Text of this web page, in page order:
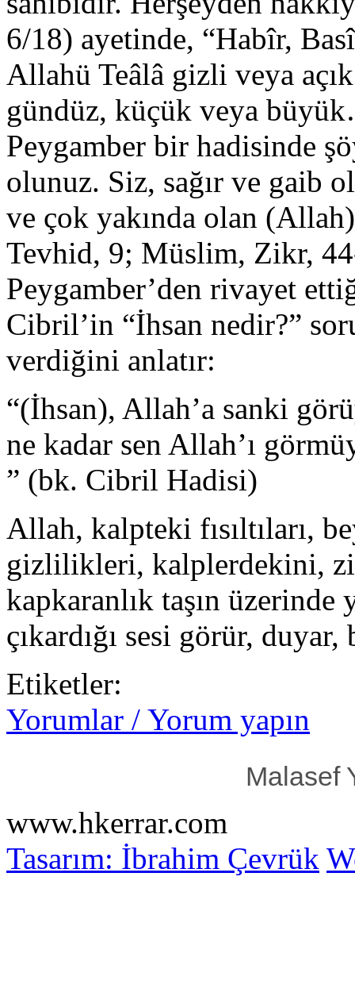
6/18) ayetinde, “Habîr,
Allahü Teâlâ gizli veya
gündüz, küçük veya
Peygamber bir hadisinde
olunuz. Siz, sağır ve gaib
ve çok yakında olan
Tevhid, 9; Müslim, Zikr,
Peygamber’den rivayet
Cibril’in “İhsan nedir?”
verdiğini anlatır:
“(İhsan), Allah’a sanki
ne kadar sen Allah’ı
” (bk. Cibril Hadisi)
Allah, kalpteki fısıltıları,
gizlilikleri, kalplerdekini,
kapkaranlık taşın
çıkardığı sesi görür,
Etiketler:
Yorumlar / Yorum yapın
Malasef
www.hkerrar.com
Tasarım: İbrahim Çevrük